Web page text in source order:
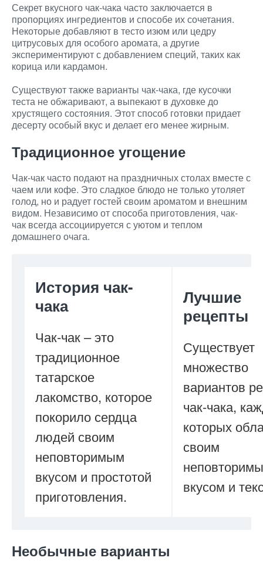
Секрет вкусного чак-чака часто заключается в
пропорциях ингредиентов и способе их сочетания.
Некоторые добавляют в тесто изюм или цедру
цитрусовых для особого аромата, а другие
экспериментируют с добавлением специй, таких как
корица или кардамон.
Существуют также варианты чак-чака, где кусочки
теста не обжаривают, а выпекают в духовке до
хрустящего состояния. Этот способ готовки придает
десерту особый вкус и делает его менее жирным.
Традиционное угощение
Чак-чак часто подают на праздничных столах вместе с
чаем или кофе. Это сладкое блюдо не только утоляет
голод, но и радует гостей своим ароматом и внешним
видом. Независимо от способа приготовления, чак-
чак всегда ассоциируется с уютом и теплом
домашнего очага.
История чак-
чака
Чак-чак – это
традиционное
татарское
лакомство, которое
покорило сердца
людей своим
неповторимым
вкусом и простотой
приготовления.
Лучшие
рецепты
Существует
множество
вариантов
чак-чака,
которых
своим
вкусом и
Необычные варианты